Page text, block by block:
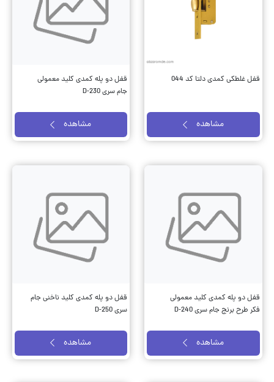
قفل غلطکی کمدی دلتا کد 044
مشاهده
قفل دو پله کمدی کلید معمولی
جام سری D-230
مشاهده
قفل دو پله کمدی کلید معمولی
فکر طرح برنج جام سری D-240
مشاهده
قفل دو پله کمدی کلید ناخنی جام
سری D-250
مشاهده